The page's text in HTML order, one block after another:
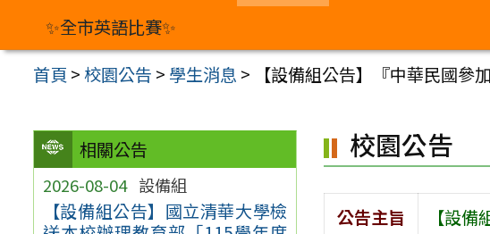
✨全市英語比賽✨
首頁 >校園公告 > 學生消息 > 【設備組公告】『中華民國參
相關公告
2026-08-04 設備組
【設備組公告】國立清華大學檢
校園公告
公告主旨
【設